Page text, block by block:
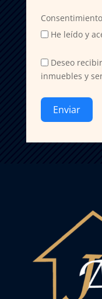
Consentimiento
He leído y
Deseo
inmuebles y
Enviar